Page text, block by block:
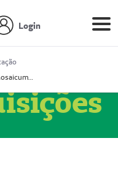
Login
Prestador Mosaicum Espaço Clínico Ltda (51004352-0)